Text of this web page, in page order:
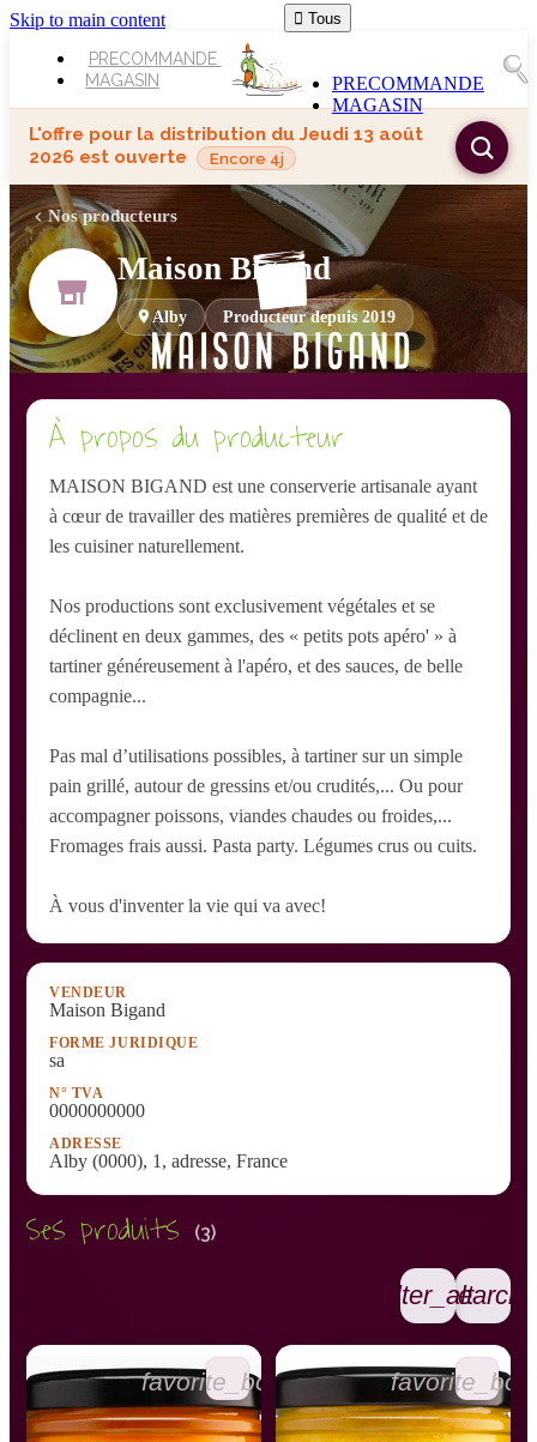
Skip to main content
PRECOMMANDE
MAGASIN
 Tous
PRECOMMANDE
MAGASIN
L'offre pour la distribution du Jeudi 13 août
2026 est ouverte Encore 4j
Nos producteurs
Maison Bigand
Alby Producteur depuis 2019
À propos du producteur
MAISON BIGAND est une conserverie artisanale ayant
à cœur de travailler des matières premières de qualité et de
les cuisiner naturellement.
Nos productions sont exclusivement végétales et se
déclinent en deux gammes, des « petits pots apéro' » à
tartiner généreusement à l'apéro, et des sauces, de belle
compagnie...
Pas mal d’utilisations possibles, à tartiner sur un simple
pain grillé, autour de gressins et/ou crudités,... Ou pour
accompagner poissons, viandes chaudes ou froides,...
Fromages frais aussi. Pasta party. Légumes crus ou cuits.
À vous d'inventer la vie qui va avec!
VENDEUR
Maison Bigand
FORME JURIDIQUE
sa
N° TVA
0000000000
ADRESSE
Alby (0000), 1, adresse, France
Ses produits (3)
filter_altsearch
favorite_border